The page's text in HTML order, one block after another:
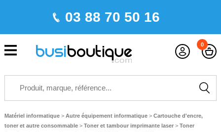
03 88 70 50 16
0
Matériel informatique > Autre équipement informatique > Cartouche d'encre,
toner et autre consommable > Toner et tambour imprimante laser > Toner